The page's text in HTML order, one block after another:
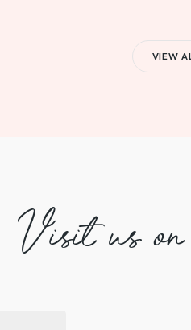
VIEW
Visit us